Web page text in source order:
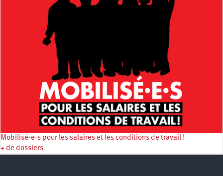
Mobilisé·e·s pour les salaires et les conditions de travail !
+ de dossiers